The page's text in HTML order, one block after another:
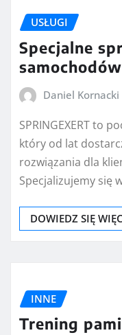
USŁUGI
Specjalne
Daniel Kornacki
SPRINGEXERT to
który od lat
rozwiązania dla
Specjalizujemy się
DOWIEDZ SIĘ
INNE
Trening